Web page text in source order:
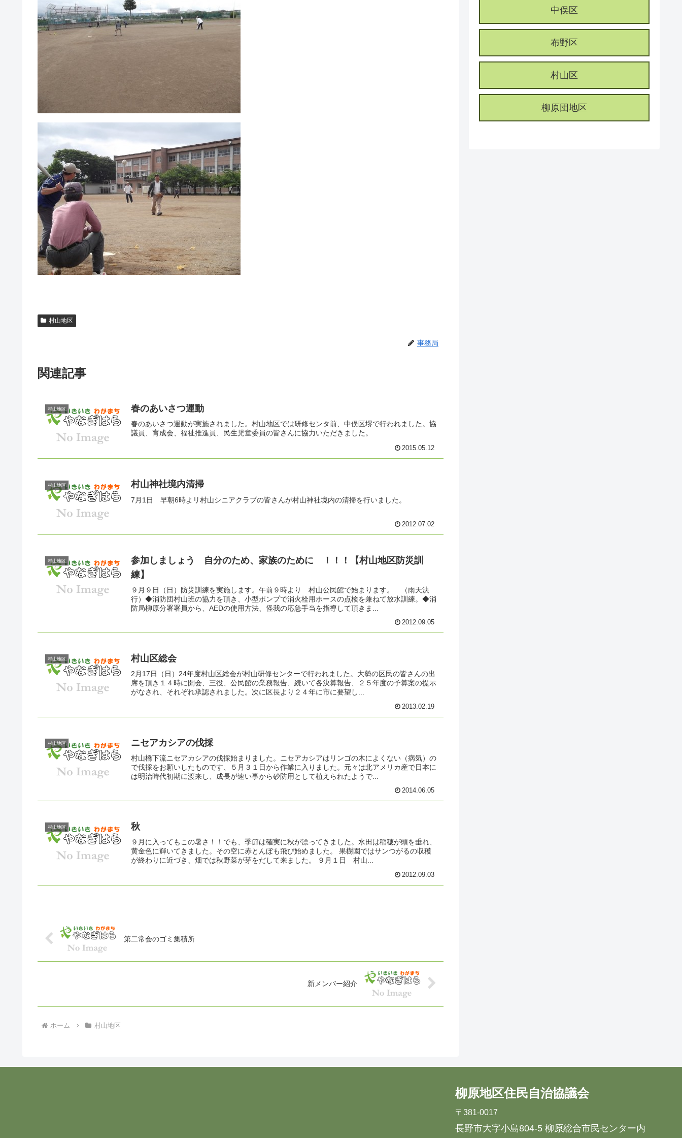
村山地区
事務局
関連記事
村山地区 春のあいさつ運動
春のあいさつ運動が実施されました。村山地区では研修センタ前、中俣区堺で行われました。協
議員、育成会、福祉推進員、民生児童委員の皆さんに協力いただきました。
2015.05.12
村山地区 村山神社境内清掃
7月1日 早朝6時よリ村山シニアクラブの皆さんが村山神社境内の清掃を行いました。
2012.07.02
村山地区
参加しましょう 自分のため、家族のために ！！！【村山地区防災訓
練】
９月９日（日）防災訓練を実施します。午前９時より 村山公民館で始まります。 （雨天決
行）◆消防団村山班の協力を頂き、小型ポンプで消火栓用ホースの点検を兼ねて放水訓練。◆消
防局柳原分署署員から、AEDの使用方法、怪我の応急手当を指導して頂きま...
2012.09.05
村山地区 村山区総会
2月17日（日）24年度村山区総会が村山研修センターで行われました。大勢の区民の皆さんの出
席を頂き１４時に開会、三役、公民館の業務報告、続いて各決算報告、２５年度の予算案の提示
がなされ、それぞれ承認されました。次に区長より２４年に市に要望し...
2013.02.19
村山地区 ニセアカシアの伐採
村山橋下流ニセアカシアの伐採始まりました。ニセアカシアはリンゴの木によくない（病気）の
で伐採をお願いしたものです、５月３１日から作業に入りました。元々は北アメリカ産で日本に
は明治時代初期に渡来し、成長が速い事から砂防用として植えられたようで...
2014.06.05
村山地区 秋
９月に入ってもこの暑さ！！でも、季節は確実に秋が漂ってきました。水田は稲穂が頭を垂れ、
黄金色に輝いてきました。その空に赤とんぼも飛び始めました。 果樹園ではサンつがるの収穫
が終わりに近づき、畑では秋野菜が芽をだして来ました。 ９月１日 村山...
2012.09.03
第二常会のゴミ集積所
新メンバー紹介
ホーム 村山地区
中俣区
布野区
村山区
柳原団地区
柳原地区住民自治協議会
〒381-0017
長野市大字小島804-5 柳原総合市民センター内